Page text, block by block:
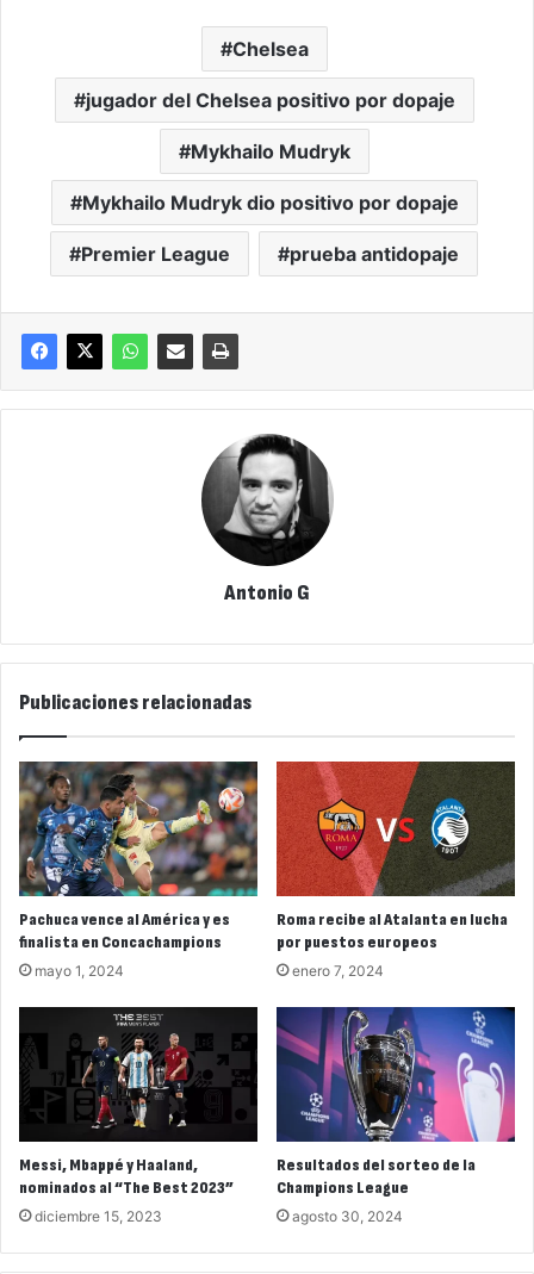
Chelsea
jugador del Chelsea positivo por dopaje
Mykhailo Mudryk
Mykhailo Mudryk dio positivo por dopaje
Premier League prueba antidopaje
Antonio G
Publicaciones relacionadas
Pachuca vence al América y es
finalista en Concachampions
mayo 1, 2024
Roma recibe al Atalanta en lucha
por puestos europeos
enero 7, 2024
Messi, Mbappé y Haaland,
nominados al “The Best 2023”
diciembre 15, 2023
Resultados del sorteo de la
Champions League
agosto 30, 2024